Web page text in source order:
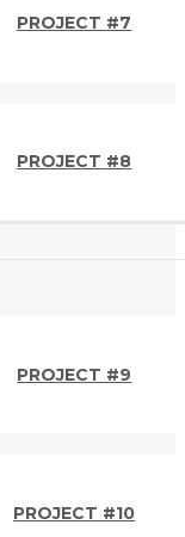
PROJECT #7
PROJECT #8
PROJECT #9
PROJECT #10